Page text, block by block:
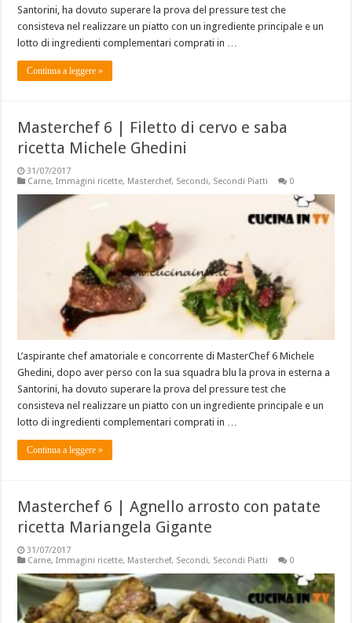
Santorini, ha dovuto superare la prova del pressure test che
consisteva nel realizzare un piatto con un ingrediente principale e un
lotto di ingredienti complementari comprati in …
Continua a leggere »
Masterchef 6 | Filetto di cervo e saba
ricetta Michele Ghedini
31/07/2017
Carne,Immagini ricette, Masterchef, Secondi, Secondi Piatti 0
L’aspirante chef amatoriale e concorrente di MasterChef 6 Michele
Ghedini, dopo aver perso con la sua squadra blu la prova in esterna a
Santorini, ha dovuto superare la prova del pressure test che
consisteva nel realizzare un piatto con un ingrediente principale e un
lotto di ingredienti complementari comprati in …
Continua a leggere »
Masterchef 6 | Agnello arrosto con patate
ricetta Mariangela Gigante
31/07/2017
Carne,Immagini ricette, Masterchef, Secondi, Secondi Piatti 0